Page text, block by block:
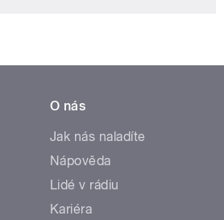
O nás
Jak nás naladíte
Nápověda
Lidé v rádiu
Kariéra